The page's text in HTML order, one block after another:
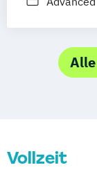
Vollzeit